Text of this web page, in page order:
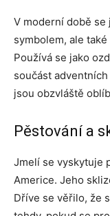
V moderní době
symbolem, ale
Používá se jako
součást
jsou obzvláště
Pěstování a
Jmelí se vyskytuje
Americe. Jeho
Dříve se věřilo, že